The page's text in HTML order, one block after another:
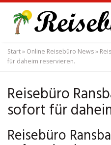
main
content
Start» Online Reisebüro News»
für daheim reservieren.
Reisebüro
sofort für
Reisebüro